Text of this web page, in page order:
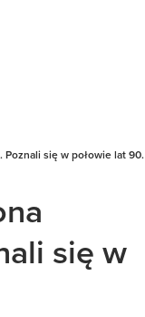
Poznali się w połowie lat 90.
się w